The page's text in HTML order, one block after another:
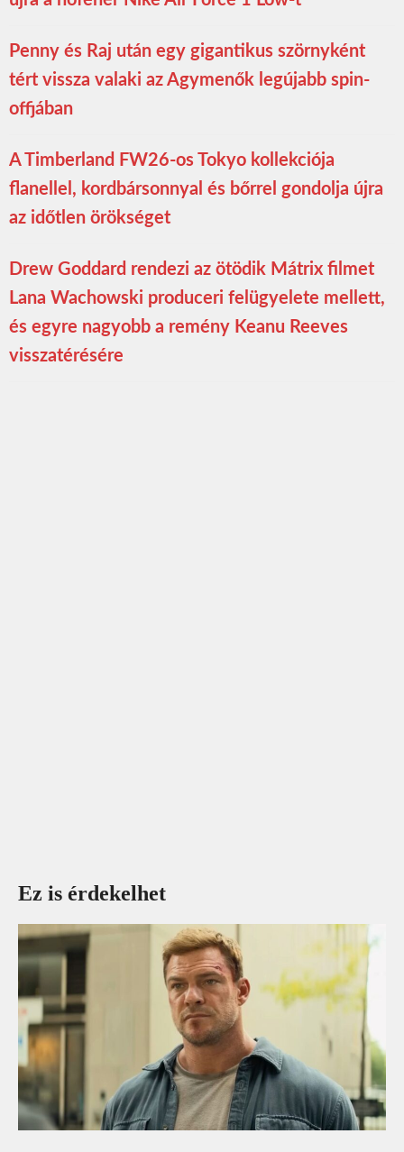
Penny és Raj után egy gigantikus szörnyként
tért vissza valaki az Agymenők legújabb spin-
offjában
A Timberland FW26-os Tokyo kollekciója
flanellel, kordbársonnyal és bőrrel gondolja újra
az időtlen örökséget
Drew Goddard rendezi az ötödik Mátrix filmet
Lana Wachowski produceri felügyelete mellett,
és egyre nagyobb a remény Keanu Reeves
visszatérésére
Ez is érdekelhet